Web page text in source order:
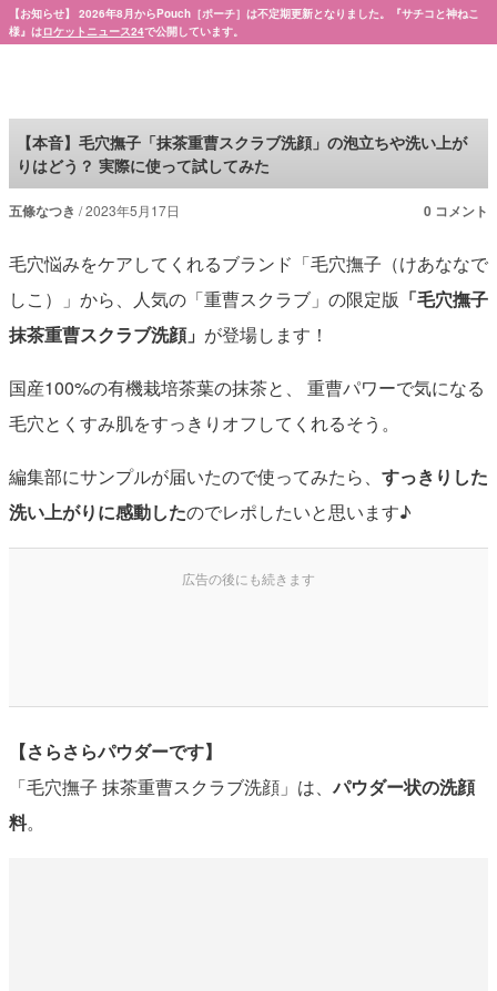
【お知らせ】 2026年8月からPouch［ポーチ］は不定期更新となりました。『サチコと神ねこ
様』はロケットニュース24で公開しています。
【本音】毛穴撫子「抹茶重曹スクラブ洗顔」の泡立ちや洗い上が
りはどう？ 実際に使って試してみた
五條なつき 2023年5月17日 0 コメント
毛穴悩みをケアしてくれるブランド「毛穴撫子（けあななで
しこ）」から、人気の「重曹スクラブ」の限定版 「毛穴撫子
抹茶重曹スクラブ洗顔」 が登場します！
国産100%の有機栽培茶葉の抹茶と、 重曹パワーで気になる
毛穴とくすみ肌をすっきりオフしてくれるそう。
編集部にサンプルが届いたので使ってみたら、 すっきりした
洗い上がりに感動したのでレポしたいと思います♪
【さらさらパウダーです】
「毛穴撫子 抹茶重曹スクラブ洗顔」は、パウダー状の洗顔
料。